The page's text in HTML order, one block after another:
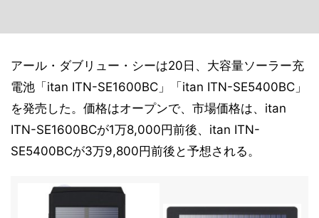
アール・ダブリュー・シーは20日、大容量ソーラー充
電池「itan ITN-SE1600BC」「itan ITN-SE5400BC」
を発売した。価格はオープンで、市場価格は、itan
ITN-SE1600BCが1万8,000円前後、itan ITN-
SE5400BCが3万9,800円前後と予想される。